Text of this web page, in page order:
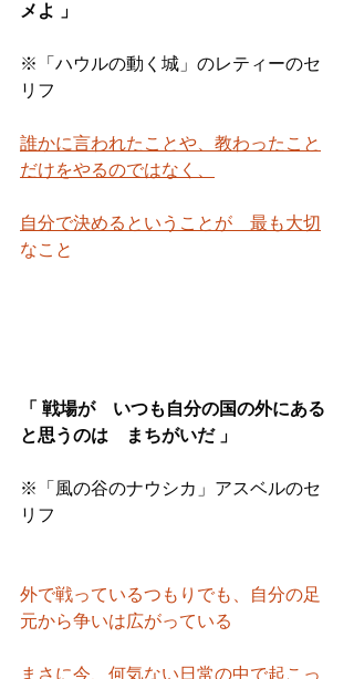
メよ 」
※「ハウルの動く城」のレティーのセ
リフ
誰かに言われたことや、教わったこと
だけをやるのではなく、
自分で決めるということが　最も大切
なこと
「 戦場が　いつも自分の国の外にある
と思うのは　まちがいだ 」
※「風の谷のナウシカ」アスベルのセ
リフ
外で戦っているつもりでも、自分の足
元から争いは広がっている
まさに今、何気ない日常の中で起こっ